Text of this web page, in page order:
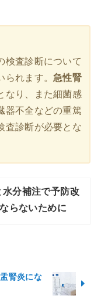
検査診断について
られます。急性腎
なり、また細菌感
器不全などの重篤
査診断が必要とな
水分補注で予防改
らないために
腎炎にな